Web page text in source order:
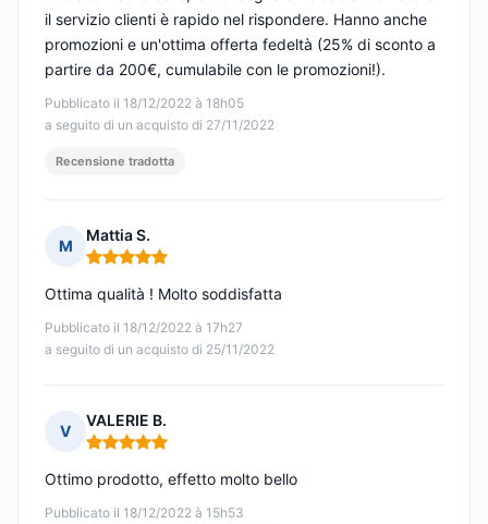
Pubblicato il 18/12/2022 à 18h05
a seguito di un acquisto di 27/11/2022
il servizio clienti è rapido nel rispondere. Hanno anche
promozioni e un'ottima offerta fedeltà (25% di sconto a
partire da 200€, cumulabile con le promozioni!).
Recensione tradotta
M
Mattia S.
Nota: 5 su 5
Pubblicato il 18/12/2022 à 17h27
a seguito di un acquisto di 25/11/2022
Ottima qualità ! Molto soddisfatta
V
VALERIE B.
Nota: 5 su 5
Pubblicato il 18/12/2022 à 15h53
Ottimo prodotto, effetto molto bello